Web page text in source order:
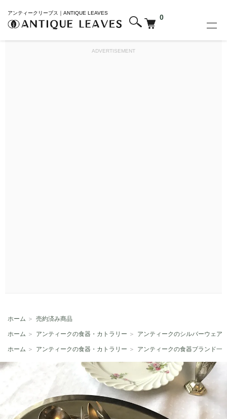
アンティークリーブス｜ANTIQUE LEAVES
0
ADVERTISEMENT
ホーム ＞ 売約済み商品
ホーム ＞ アンティークの食器・カトラリー ＞ アンティークのシルバーウェア
ホーム ＞ アンティークの食器・カトラリー ＞ アンティークの食器ブランド一